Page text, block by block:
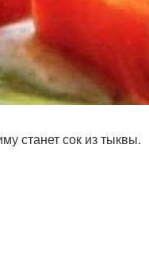
станет сок из тыквы.